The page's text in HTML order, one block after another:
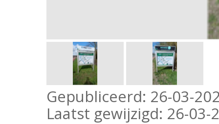
Gepubliceerd: 26-03-
Laatst gewijzigd: 26-03-